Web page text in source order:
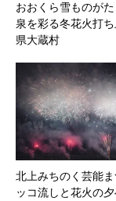
おおくら雪ものが
泉を彩る冬花火打
県大蔵村
北上みちのく芸能
ッコ流しと花火の